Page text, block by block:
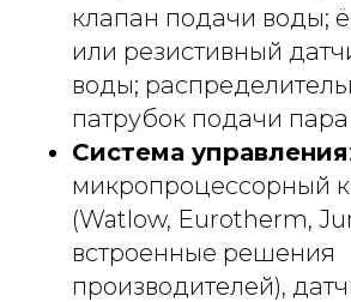
клапан подачи воды;
или резистивный
воды;
патрубок подачи
Система управления:
микропроцессорный
(Watlow, Eurotherm,
встроенные решения
производителей),